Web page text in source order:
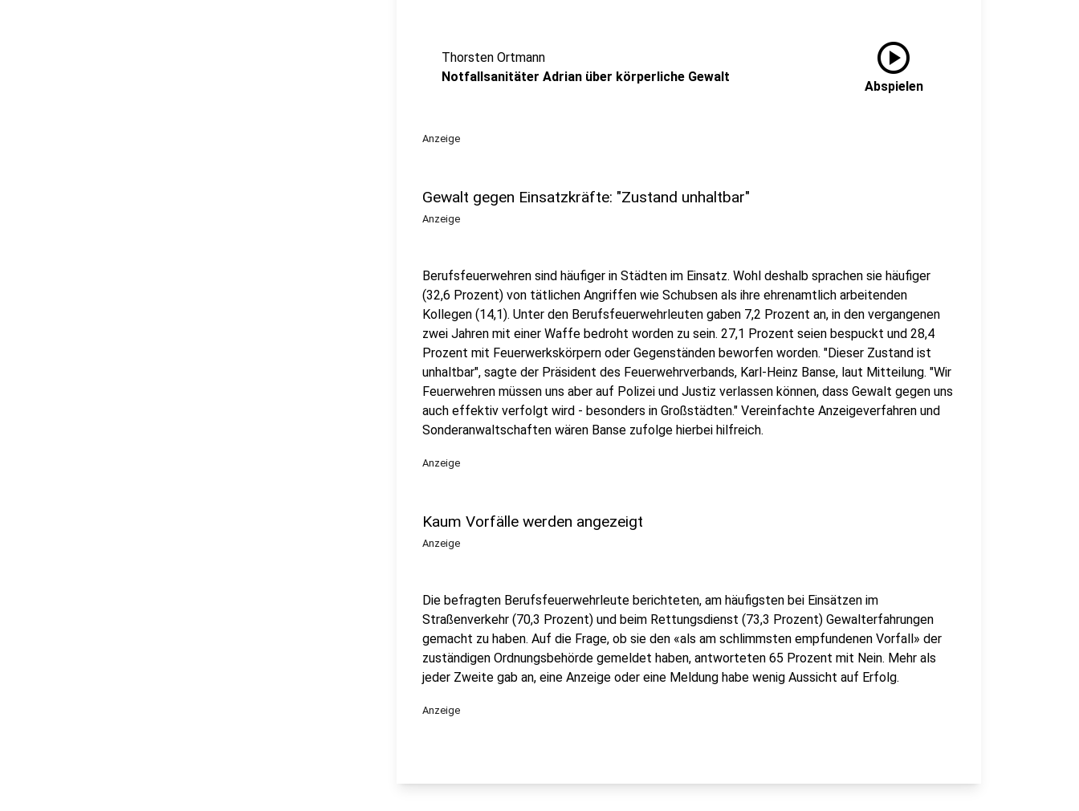
Thorsten Ortmann
Notfallsanitäter Adrian über körperliche Gewalt
play_circle
Abspielen
Anzeige
Gewalt gegen Einsatzkräfte: "Zustand unhaltbar"
Anzeige
Berufsfeuerwehren sind häufiger in Städten im Einsatz. Wohl deshalb sprachen sie häufiger
(32,6 Prozent) von tätlichen Angriffen wie Schubsen als ihre ehrenamtlich arbeitenden
Kollegen (14,1). Unter den Berufsfeuerwehrleuten gaben 7,2 Prozent an, in den vergangenen
zwei Jahren mit einer Waffe bedroht worden zu sein. 27,1 Prozent seien bespuckt und 28,4
Prozent mit Feuerwerkskörpern oder Gegenständen beworfen worden. "Dieser Zustand ist
unhaltbar", sagte der Präsident des Feuerwehrverbands, Karl-Heinz Banse, laut Mitteilung. "Wir
Feuerwehren müssen uns aber auf Polizei und Justiz verlassen können, dass Gewalt gegen uns
auch effektiv verfolgt wird - besonders in Großstädten." Vereinfachte Anzeigeverfahren und
Sonderanwaltschaften wären Banse zufolge hierbei hilfreich.
Anzeige
Kaum Vorfälle werden angezeigt
Anzeige
Die befragten Berufsfeuerwehrleute berichteten, am häufigsten bei Einsätzen im
Straßenverkehr (70,3 Prozent) und beim Rettungsdienst (73,3 Prozent) Gewalterfahrungen
gemacht zu haben. Auf die Frage, ob sie den «als am schlimmsten empfundenen Vorfall» der
zuständigen Ordnungsbehörde gemeldet haben, antworteten 65 Prozent mit Nein. Mehr als
jeder Zweite gab an, eine Anzeige oder eine Meldung habe wenig Aussicht auf Erfolg.
Anzeige